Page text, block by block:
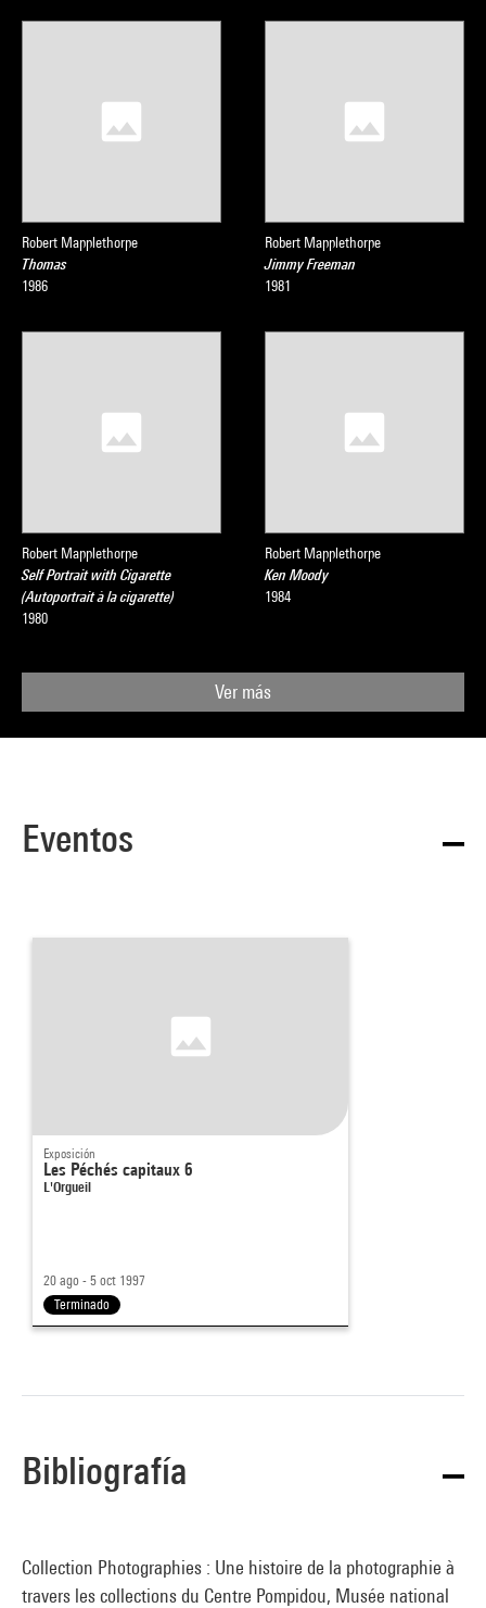
Robert Mapplethorpe
Thomas
1986
Robert Mapplethorpe
Jimmy Freeman
1981
Robert Mapplethorpe
Self Portrait with Cigarette
(Autoportrait à la cigarette)
1980
Robert Mapplethorpe
Ken Moody
1984
Ver más
Eventos
Exposición
Les Péchés capitaux 6
L'Orgueil
20 ago - 5 oct 1997
Terminado
Bibliografía
Collection Photographies : Une histoire de la photographie à
travers les collections du Centre Pompidou, Musée national